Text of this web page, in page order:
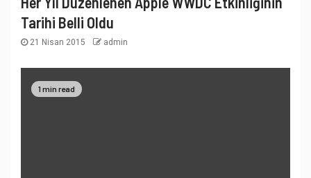
Tarihi Belli Oldu
21 Nisan 2015 admin
1 min read